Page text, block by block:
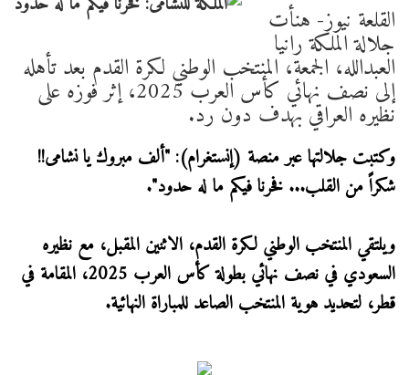
القلعة نيوز- هنأت
جلالة الملكة رانيا
العبدالله، الجمعة، المنتخب الوطني لكرة القدم بعد تأهله
إلى نصف نهائي كأس العرب 2025، إثر فوزه على
نظيره العراقي بهدف دون رد.
وكتبت جلالتها عبر منصة (إنستغرام): "ألف مبروك يا نشامى!!
شكراً من القلب... فخرنا فيكم ما له حدود".
ويلتقي المنتخب الوطني لكرة القدم، الاثنين المقبل، مع نظيره
السعودي في نصف نهائي بطولة كأس العرب 2025، المقامة في
قطر، لتحديد هوية المنتخب الصاعد للمباراة النهائية.